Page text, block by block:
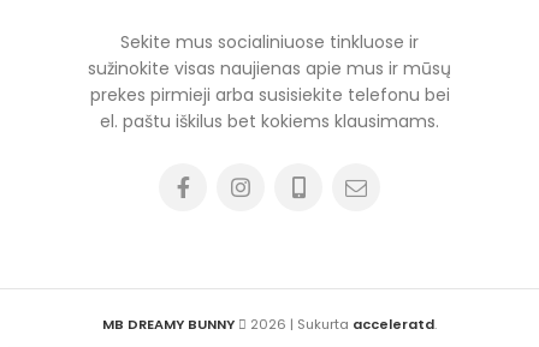
Sekite mus socialiniuose tinkluose ir
sužinokite visas naujienas apie mus ir mūsų
prekes pirmieji arba susisiekite telefonu bei
el. paštu iškilus bet kokiems klausimams.
MB DREAMY BUNNY 2026 | Sukurta acceleratd.